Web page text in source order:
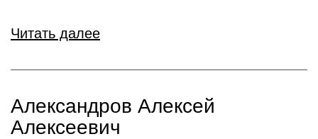
Читать далее
Александров Алексей
Алексеевич